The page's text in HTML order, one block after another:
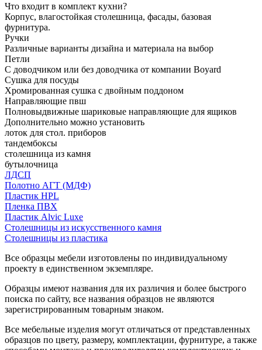
Что входит в комплект кухни?
Корпус, влагостойкая столешница, фасады, базовая
фурнитура.
Ручки
Различные варианты дизайна и материала на выбор
Петли
С доводчиком или без доводчика от компании Boyard
Сушка для посуды
Хромированная сушка с двойным поддоном
Направляющие пвш
Полновыдвижные шариковые направляющие для ящиков
Дополнительно можно установить
лоток для стол. приборов
тандембоксы
столешница из камня
бутылочница
ЛДСП
Полотно АГТ (МДФ)
Пластик HPL
Пленка ПВХ
Пластик Alvic Luxe
Столешницы из искусственного камня
Столешницы из пластика
Все образцы мебели изготовлены по индивидуальному
проекту в единственном экземпляре.
Образцы имеют названия для их различия и более быстрого
поиска по сайту, все названия образцов не являются
зарегистрированным товарным знаком.
Все мебельные изделия могут отличаться от представленных
образцов по цвету, размеру, комплектации, фурнитуре, а также